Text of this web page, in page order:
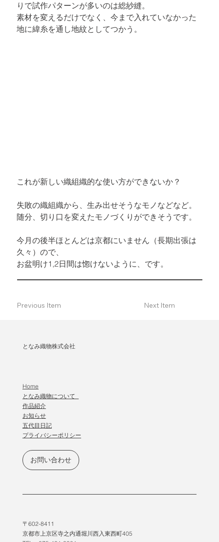
りで試作パターンが多いのは総紗縫。
素材を変えるだけでなく、今まで入れていなかった
地に緯糸を通し地紋としてつかう。
これが新しい織組織的な使い方ができないか？
失敗の織組織から、生み出せそうなモノなどなど。
随分、切り口を変えたモノづくりができそうです。
今月の後半ほとんどは京都にいません（長期出張は
久々）ので、
お盆明け1,2日間は惚けないように、です。
Next Item
Previous Item
となみ織物株式会社
お問い合わせ
〒602-8411
京都市上京区寺之内通堀川西入東西町405
Home
となみ織物について
作品紹介
​お知らせ
五代目日記
プライバシーポリシー